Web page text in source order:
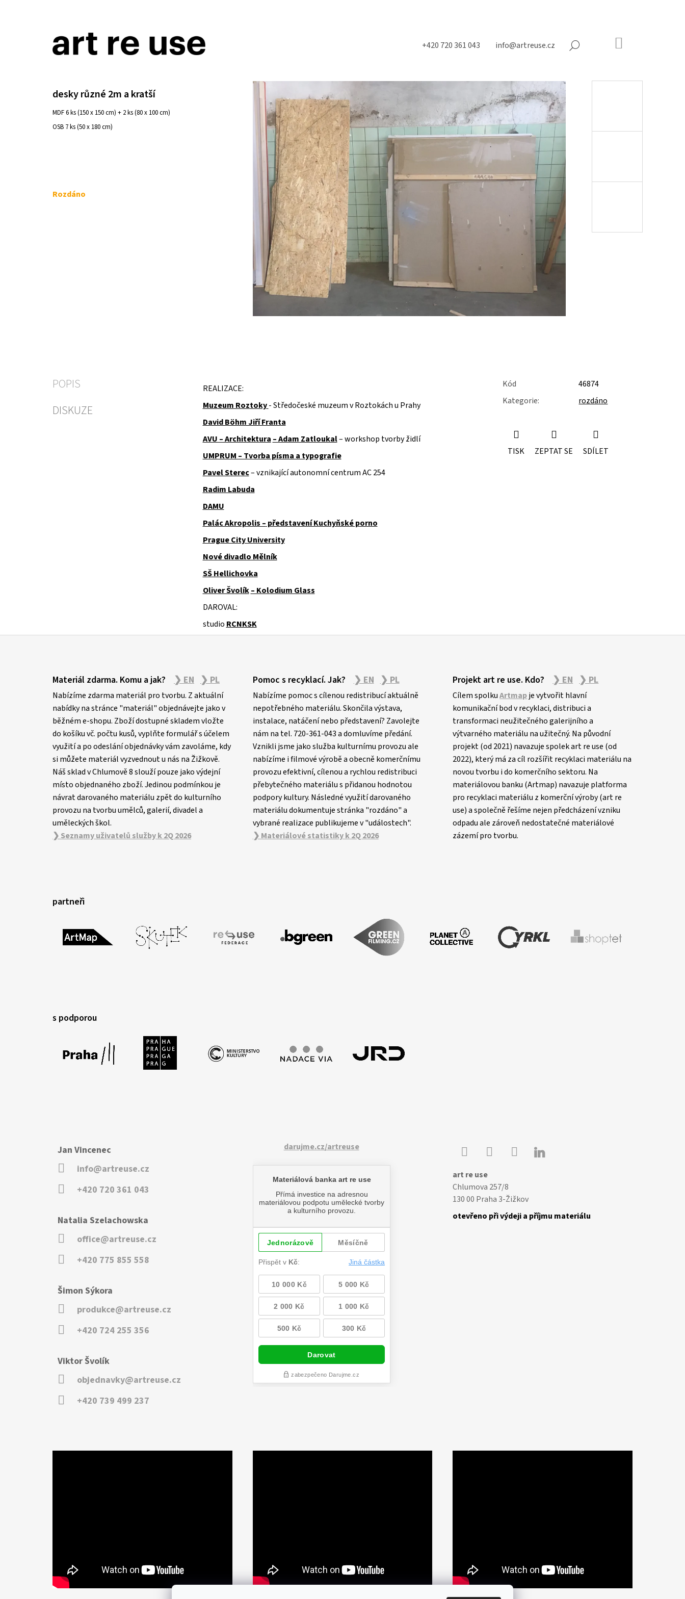
+420 720 361 043
info@artreuse.cz HLEDAT
desky různé 2m a kratší
MDF 6 ks (150 x 150 cm) + 2 ks (80 x 100 cm)
OSB 7 ks (50 x 180 cm)
Měrná
Rozdáno
POPIS
DISKUZE
REALIZACE:
Muzeum Roztoky - Středočeské muzeum v Roztokách u Prahy
David Böhm Jiří Franta
AVU – Architektura – Adam Zatloukal– workshop tvorby židlí
UMPRUM – Tvorba písma a typografie
Pavel Sterec– vznikající autonomní centrum AC 254
Radim Labuda
DAMU
Palác Akropolis – představení Kuchyňské porno
Prague City University
Nové divadlo Mělník
SŠ Hellichovka
Oliver Švolík – Kolodium Glass
DAROVAL:
studio RCNKSK
Kód
46874
Kategorie: rozdáno
TISK ZEPTAT SE SDÍLET
Doporučujeme
Následující
STUDIOVÝ MOLITAN SLOŽKY A POŘADNÍKY
Materiál zdarma. Komu a jak? ❯ EN ❯ PL
Nabízíme zdarma materiál pro tvorbu. Z aktuální
nabídky na stránce "materiál" objednávejte jako v
běžném e-shopu. Zboží dostupné skladem vložte
do košíku vč. počtu kusů, vyplňte formulář s účelem
využití a po odeslání objednávky vám zavoláme, kdy
si můžete materiál vyzvednout u nás na Žižkově.
Náš sklad v Chlumově 8 slouží pouze jako výdejní
místo objednaného zboží. Jedinou podmínkou je
návrat darovaného materiálu zpět do kulturního
provozu na tvorbu umělců, galerií, divadel a
uměleckých škol.
❯ Seznamy uživatelů služby k 2Q 2026
Pomoc s recyklací. Jak? ❯ EN ❯ PL
Nabízíme pomoc s cílenou redistribucí aktuálně
nepotřebného materiálu. Skončila výstava,
instalace, natáčení nebo představení? Zavolejte
nám na tel. 720-361-043 a domluvíme předání.
Vznikli jsme jako služba kulturnímu provozu ale
nabízíme i filmové výrobě a obecně komerčnímu
provozu efektivní, cílenou a rychlou redistribuci
přebytečného materiálu s přidanou hodnotou
podpory kultury. Následné využití darovaného
materiálu dokumentuje stránka "rozdáno" a
vybrané realizace publikujeme v "událostech".
❯ Materiálové statistiky k 2Q 2026
Projekt art re use. Kdo? ❯ EN ❯ PL
Cílem spolkuArtmapje vytvořit hlavní
komunikační bod v recyklaci, distribuci a
transformaci neužitečného galerijního a
výtvarného materiálu na užitečný. Na původní
projekt (od 2021) navazuje spolek art re use (od
2022), který má za cíl rozšířit recyklaci materiálu na
novou tvorbu i do komerčního sektoru. Na
materiálovou banku (Artmap) navazuje platforma
pro recyklaci materiálu z komerční výroby (art re
use) a společně řešíme nejen předcházení vzniku
odpadu ale zároveň nedostatečné materiálové
zázemí pro tvorbu.
partneři
s podporou
Jan Vincenec
info@artreuse.cz
+420 720 361 043
Natalia Szelachowska
office@artreuse.cz
+420 775 855 558
Šimon Sýkora
produkce@artreuse.cz
+420 724 255 356
Viktor Švolík
objednavky@artreuse.cz
+420 739 499 237
darujme.cz/artreuse 
art re use
Chlumova 257/8
130 00 Praha 3-Žižkov
otevřeno při výdeji a příjmu materiálu